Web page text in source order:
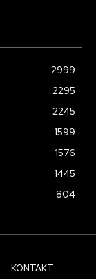
2999
2295
2245
1599
1576
1445
804
KONTAKT